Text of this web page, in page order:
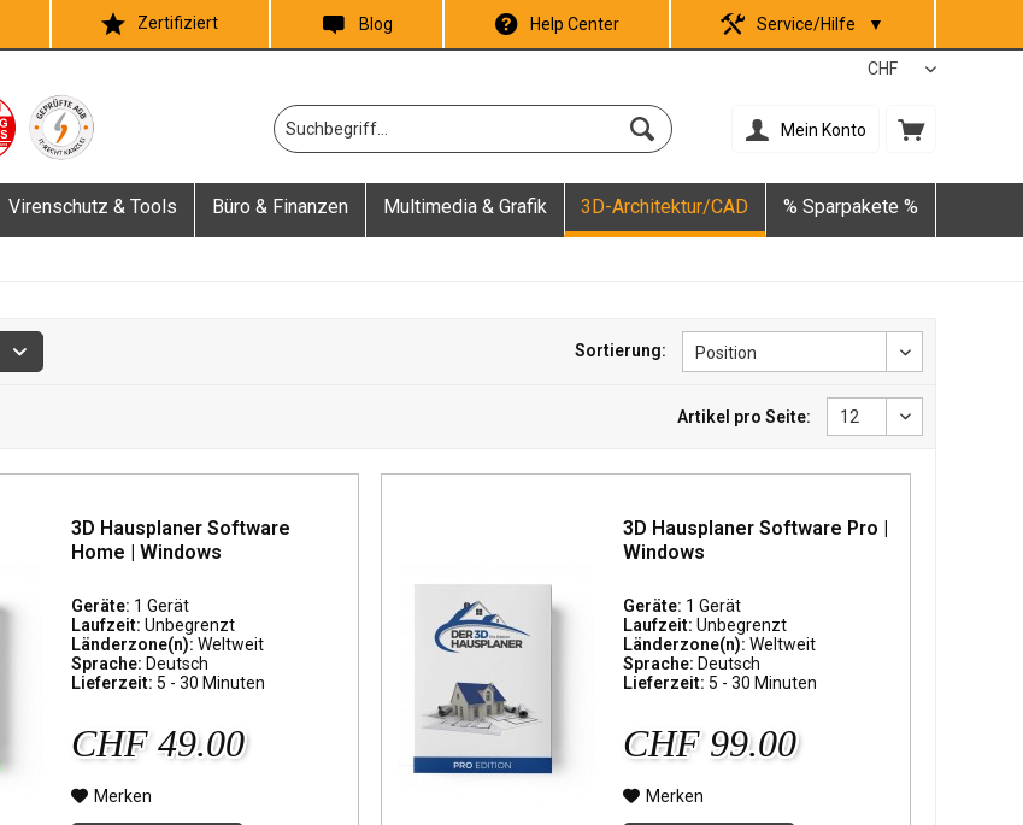
Zertifiziert Blog Help Center Service/Hilfe ▼
Mein Konto
Virenschutz & Tools Büro & Finanzen Multimedia & Grafik 3D-Architektur/CAD % Sparpakete %
Sortierung:
Artikel pro Seite:
3D Hausplaner Software
Home | Windows
Geräte: 1 Gerät
Laufzeit:Unbegrenzt
Länderzone(n):Weltweit
Sprache: Deutsch
Lieferzeit: 5 - 30 Minuten
CHF 49.00
Merken
3D Hausplaner Software Pro |
Windows
Geräte: 1 Gerät
Laufzeit:Unbegrenzt
Länderzone(n):Weltweit
Sprache: Deutsch
Lieferzeit: 5 - 30 Minuten
CHF 99.00
Merken